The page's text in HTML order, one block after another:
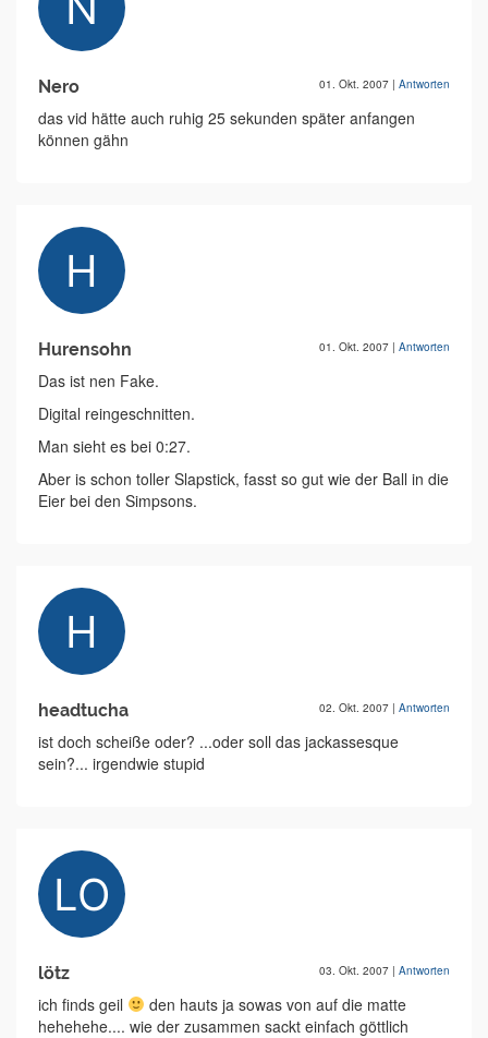
Nero 01. Okt. 2007 | Antworten
das vid hätte auch ruhig 25 sekunden später anfangen
können gähn
Hurensohn 01. Okt. 2007 | Antworten
Das ist nen Fake.
Digital reingeschnitten.
Man sieht es bei 0:27.
Aber is schon toller Slapstick, fasst so gut wie der Ball in die
Eier bei den Simpsons.
headtucha 02. Okt. 2007 | Antworten
ist doch scheiße oder? ...oder soll das jackassesque
sein?... irgendwie stupid
lötz 03. Okt. 2007 | Antworten
ich finds geil
den hauts ja sowas von auf die matte
hehehehe.... wie der zusammen sackt einfach göttlich